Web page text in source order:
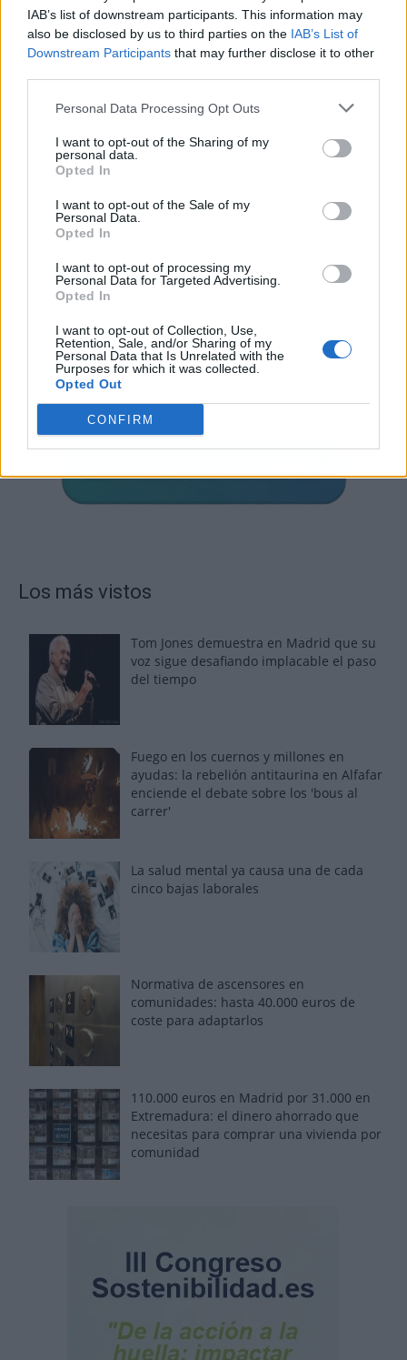
IAB’s list of downstream participants. This information may
also be disclosed by us to third parties on the IAB’s List of
Downstream Participants that may further disclose it to other
Personal Data Processing Opt Outs
I want to opt-out of the Sharing of my
personal data.
Opted In
I want to opt-out of the Sale of my
Personal Data.
Opted In
I want to opt-out of processing my
Personal Data for Targeted Advertising.
Opted In
I want to opt-out of Collection, Use,
Retention, Sale, and/or Sharing of my
Personal Data that Is Unrelated with the
Purposes for which it was collected.
Opted Out
CONFIRM
Publicidad
Los más vistos
Tom Jones demuestra en Madrid que su
voz sigue desafiando implacable el paso
del tiempo
Fuego en los cuernos y millones en
ayudas: la rebelión antitaurina en Alfafar
enciende el debate sobre los 'bous al
carrer'
La salud mental ya causa una de cada
cinco bajas laborales
Normativa de ascensores en
comunidades: hasta 40.000 euros de
coste para adaptarlos
110.000 euros en Madrid por 31.000 en
Extremadura: el dinero ahorrado que
necesitas para comprar una vivienda por
comunidad